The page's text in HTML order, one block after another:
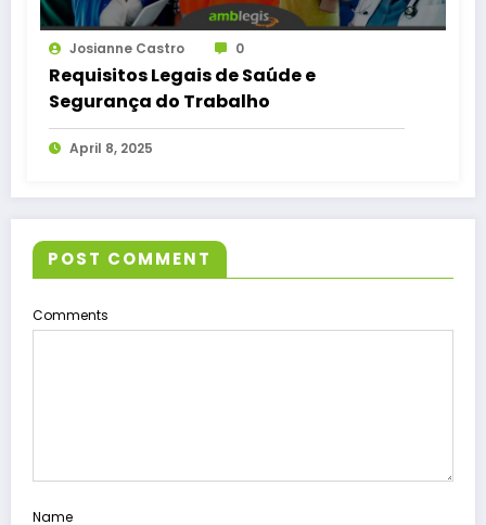
Josianne Castro 0
Requisitos Legais de Saúde e
Segurança do Trabalho
April 8, 2025
POST COMMENT
Comments
Name